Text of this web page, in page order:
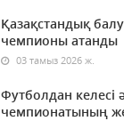
Қазақстандық
чемпионы атанды
03 тамыз 2026 ж.
Футболдан келесі
чемпионатының